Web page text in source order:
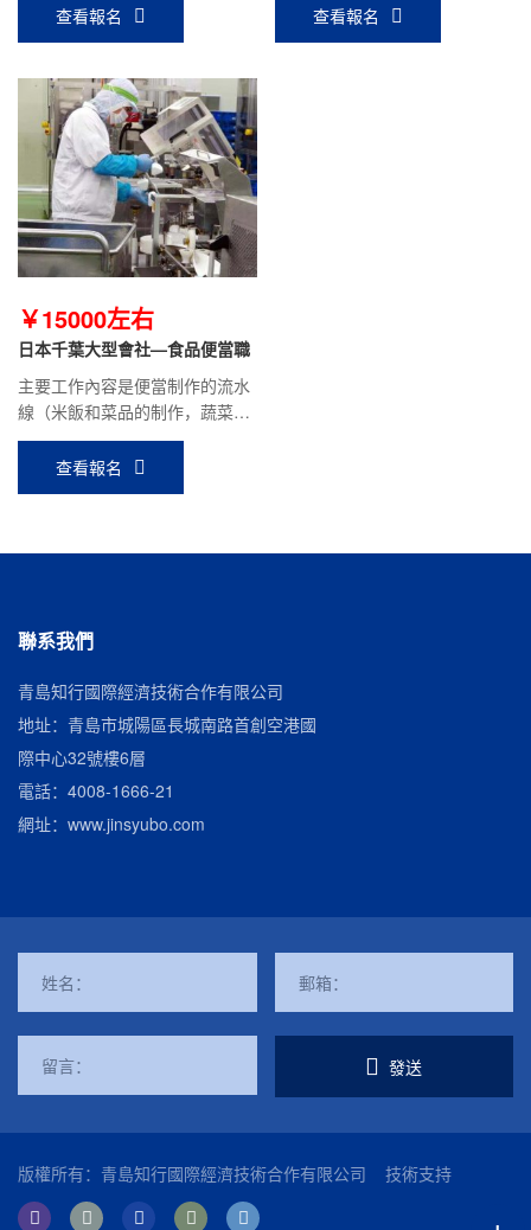
查看報名
查看報名
￥15000左右
日本千葉大型會社—食品便當職
主要工作內容是便當制作的流水
線（米飯和菜品的制作，蔬菜的
清洗、切塊、面粉投入，攪拌、
機器的分解，清洗等）
查看報名
聯系我們
青島知行國際經濟技術合作有限公司
地址：青島市城陽區長城南路首創空港國
際中心32號樓6層
電話： 4008-1666-21
網址： www.jinsyubo.com
發送
版權所有：青島知行國際經濟技術合作有限公司 技術支持